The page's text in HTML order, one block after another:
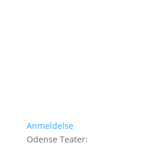
Anmeldelse
Odense Teater: